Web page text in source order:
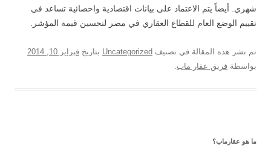
شهري. أيضاً يتم الاعتماد على بيانات اقتصادية واحصائية تساعد في
تقييم الوضع العام للقطاع العقاري في مصر لتحسين قيمة المؤشر.
تم نشر هذه المقالة في تصنيف Uncategorized بتاريخ فبراير 10, 2014
بواسطة فريق عقار ماب.
ما هو عقارماب؟